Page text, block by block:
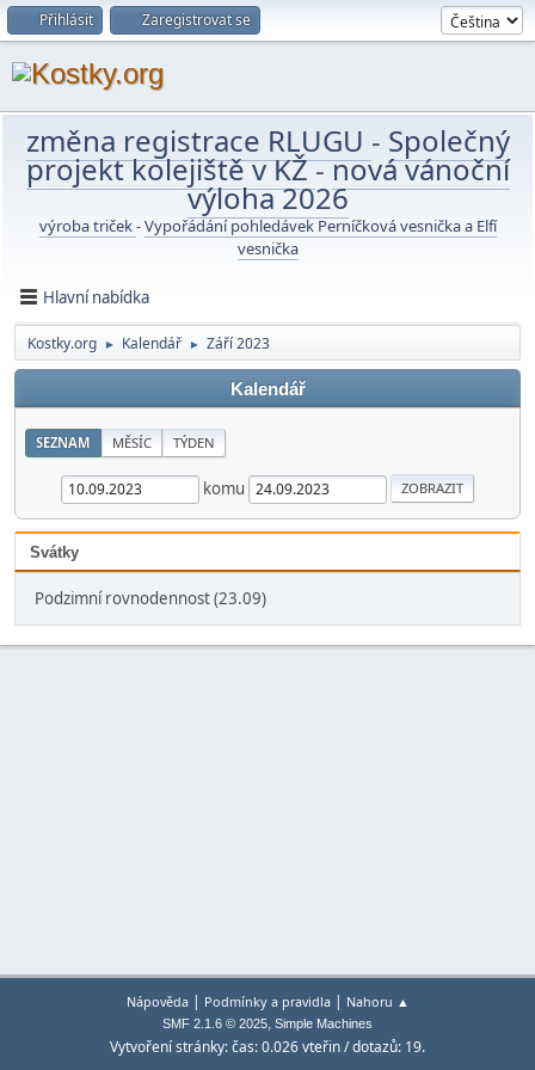
Přihlásit Zaregistrovat se
změna registrace RLUGU - Společný
projekt kolejiště v KŽ-nová vánoční
výloha 2026
výroba triček-Vypořádání pohledávek Perníčková vesnička a Elfí
vesnička
Hlavní nabídka
Kostky.org ► Kalendář ► Září 2023
Kalendář
SEZNAM MĚSÍC TÝDEN
komu
Svátky
Podzimní rovnodennost (23.09)
Nápověda| Podmínky a pravidla| Nahoru ▲
SMF 2.1.6 © 2025, Simple Machines
Vytvoření stránky: čas: 0.026 vteřin / dotazů: 19.